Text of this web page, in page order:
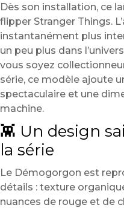
Dès son installation, ce
flipper Stranger Things.
instantanément plus
un peu plus dans
vous soyez
série, ce modèle ajoute
spectaculaire et une
machine.
👾 Un design
la série
Le Démogorgon est
détails : texture
nuances de rouge et de